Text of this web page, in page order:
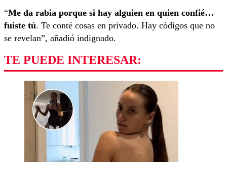
“Me da rabia porque si hay alguien en quien confié…
fuiste tú. Te conté cosas en privado. Hay códigos que no
se revelan”, añadió indignado.
TE PUEDE INTERESAR: